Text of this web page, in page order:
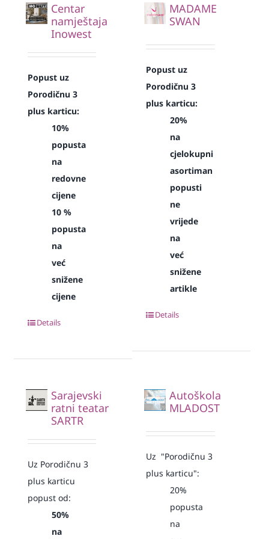
Centar
namještaja
Inowest
Popust uz
Porodičnu 3
plus karticu:
10%
popusta
na
redovne
cijene
10 %
popusta
na
već
snižene
cijene
Details
MADAME
SWAN
Popust uz
Porodičnu 3
plus karticu:
20%
na
cjelokupni
asortiman
popusti
ne
vrijede
na
već
snižene
artikle
Details
Sarajevski
ratni teatar
SARTR
Uz Porodičnu 3
plus karticu
popust od:
50%
na
Autoškola
MLADOST
Uz "Porodičnu 3
plus karticu":
20%
popusta
na